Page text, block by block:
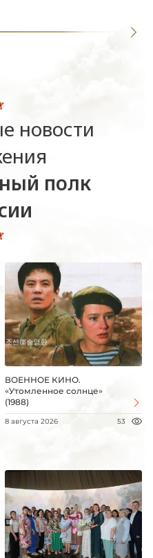
новости
полк
ВОЕННОЕ КИНО.
«Утомленное солнце»
(1988)
8 августа 2026 53